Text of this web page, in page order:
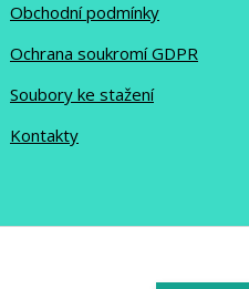
Obchodní podmínky
Ochrana soukromí GDPR
Soubory ke stažení
Kontakty